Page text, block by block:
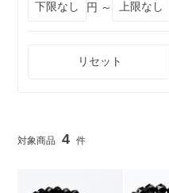
円 ～
リセット
4